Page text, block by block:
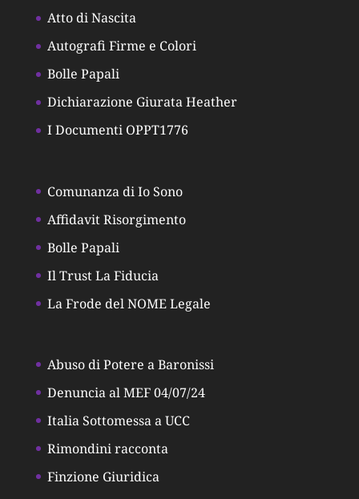
Atto di Nascita
Autografi Firme e Colori
Bolle Papali
Dichiarazione Giurata Heather
I Documenti OPPT1776
Comunanza di Io Sono
Affidavit Risorgimento
Bolle Papali
Il Trust La Fiducia
La Frode del NOME Legale
Abuso di Potere a Baronissi
Denuncia al MEF 04/07/24
Italia Sottomessa a UCC
Rimondini racconta
Finzione Giuridica